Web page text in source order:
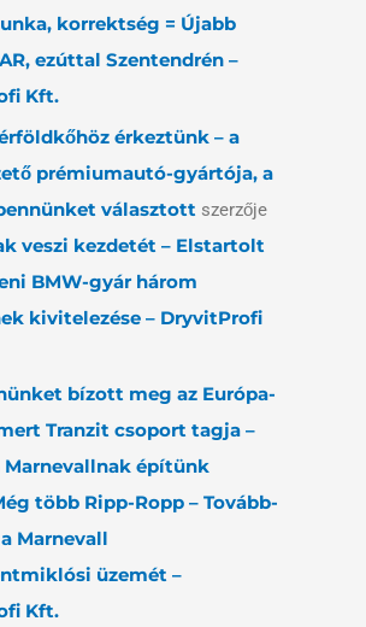
korrektség = Újabb
ezúttal Szentendrén –
Kft.
érkeztünk – a
prémiumautó-gyártója, a
választott szerzője
veszi kezdetét – Elstartolt
BMW-gyár három
kivitelezése – DryvitProfi
bízott meg az Európa-
Tranzit csoport tagja –
Marnevallnak építünk
több Ripp-Ropp – Tovább-
Marnevall
üzemét –
Kft.